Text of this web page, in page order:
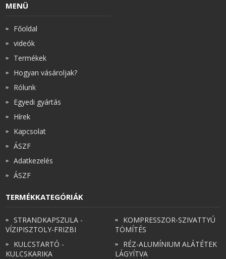
MENÜ
Főoldal
videók
Termékek
Hogyan vásároljak?
Rólunk
Egyedi gyártás
Hírek
Kapcsolat
ÁSZF
Adatkezelés
ÁSZF
TERMÉKKATEGÓRIÁK
STRANDKAPSZULA -
VÍZIPISZTOLY-FRIZBI
KULCSTARTÓ -
KULCSKARIKA
KOMPRESSZOR-SZIVATTYÚ
TÖMÍTÉS
RÉZ-ALUMÍNIUM ALÁTÉTEK
LÁGYÍTVA